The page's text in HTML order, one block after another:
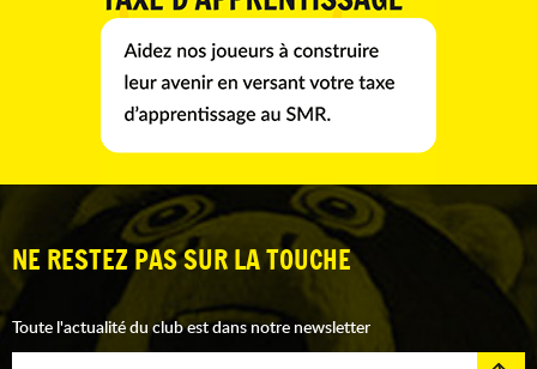
NE RESTEZ PAS SUR LA TOUCHE
Toute l'actualité du club est dans notre newsletter